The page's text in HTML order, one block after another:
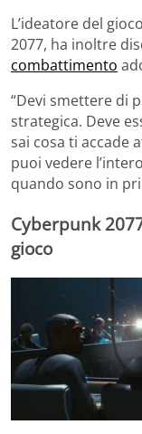
L’ideatore del
2077, ha inoltre
combattimento
“Devi smettere di
strategica. Deve
sai cosa ti accade
puoi vedere
quando sono in
Cyberpunk
gioco